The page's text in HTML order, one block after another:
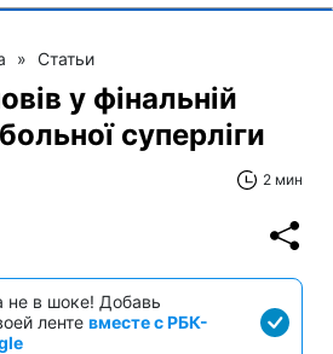
» Статьи
у фінальній
суперліги
2 мин
не в шоке! Добавь
ленте вместе с РБК-